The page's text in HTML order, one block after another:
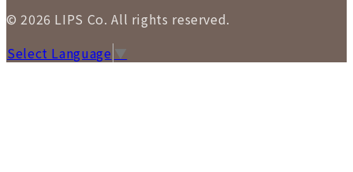
© 2026 LIPS Co. All rights reserved.
Select Language ▼